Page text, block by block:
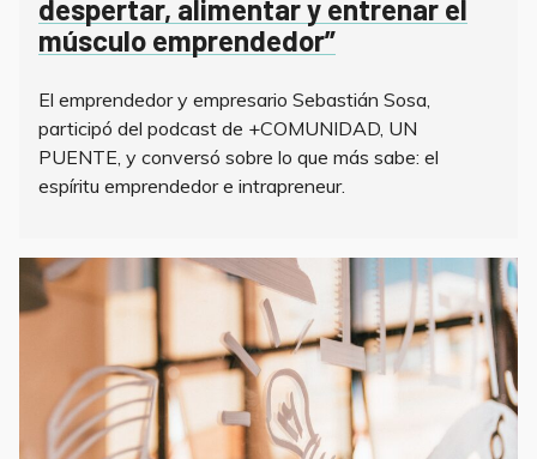
despertar, alimentar y entrenar el
músculo emprendedor”
El emprendedor y empresario Sebastián Sosa,
participó del podcast de +COMUNIDAD, UN
PUENTE, y conversó sobre lo que más sabe: el
espíritu emprendedor e intrapreneur.